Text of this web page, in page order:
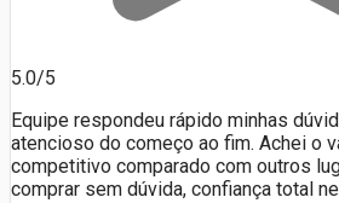
5.0/5
Equipe respondeu rápido minhas
atencioso do começo ao fim. Achei o
competitivo comparado com outros
comprar sem dúvida, confiança total